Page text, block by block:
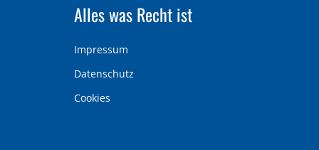
Alles was Recht ist
Impressum
Datenschutz
Cookies